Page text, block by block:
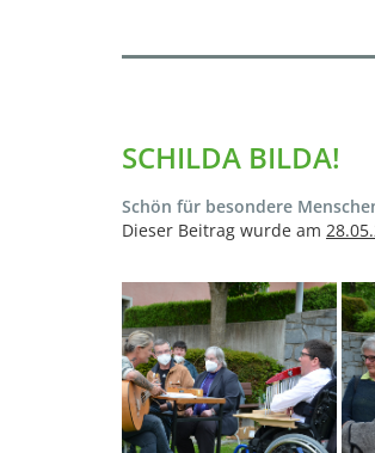
SCHILDA BILDA!
Schön für besondere
Dieser Beitrag wurde am